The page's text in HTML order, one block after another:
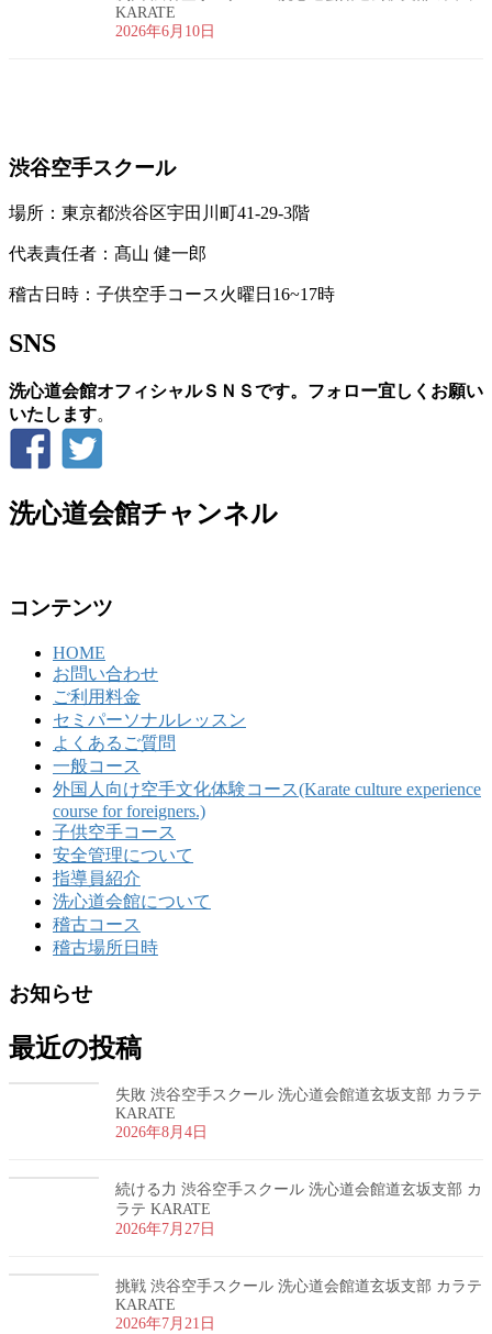
KARATE
2026年6月10日
渋谷空手スクール
場所：東京都渋谷区宇田川町41-29-3階
代表責任者：髙山 健一郎
稽古日時：子供空手コース火曜日16~17時
SNS
洗心道会館オフィシャルＳＮＳです。フォロー宜しくお願い
いたします。
洗心道会館チャンネル
コンテンツ
HOME
お問い合わせ
ご利用料金
セミパーソナルレッスン
よくあるご質問
一般コース
外国人向け空手文化体験コース(Karate culture experience
course for foreigners.)
子供空手コース
安全管理について
指導員紹介
洗心道会館について
稽古コース
稽古場所日時
お知らせ
最近の投稿
失敗 渋谷空手スクール 洗心道会館道玄坂支部 カラテ
KARATE
2026年8月4日
続ける力 渋谷空手スクール 洗心道会館道玄坂支部 カ
ラテ KARATE
2026年7月27日
挑戦 渋谷空手スクール 洗心道会館道玄坂支部 カラテ
KARATE
2026年7月21日